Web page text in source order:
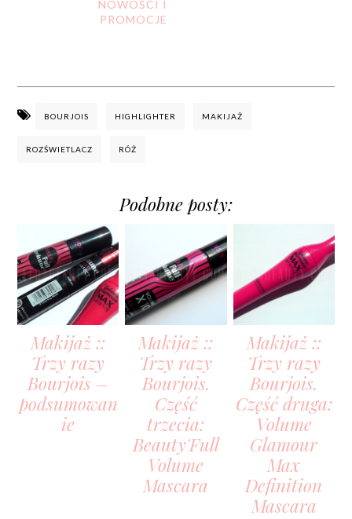
NOWOŚCI I
PROMOCJE
BOURJOIS HIGHLIGHTER MAKIJAŻ
ROZŚWIETLACZ RÓŻ
Podobne posty:
Makijaż ::
Trzy razy
Bourjois –
podsumowan
ie
Makijaż ::
Trzy razy
Bourjois.
Część
trzecia:
Beauty'Full
Volume
Mascara
Makijaż ::
Trzy razy
Bourjois.
Część druga:
Volume
Glamour
Max
Definition
Mascara